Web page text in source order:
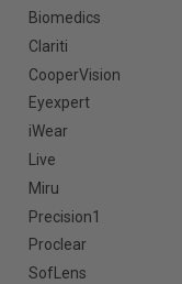
Biomedics
Clariti
CooperVision
Eyexpert
iWear
Live
Miru
Precision1
Proclear
SofLens